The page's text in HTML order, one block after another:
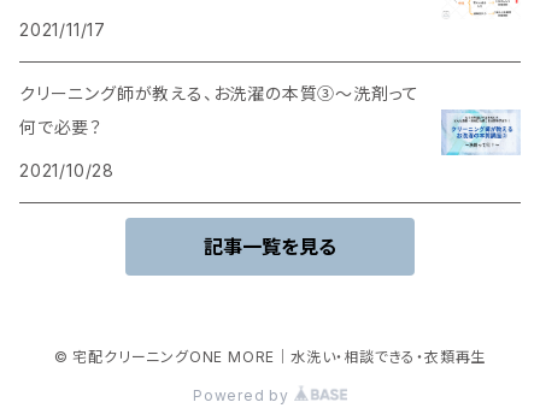
2021/11/17
クリーニング師が教える、お洗濯の本質③～洗剤って
何で必要？
2021/10/28
記事一覧を見る
© 宅配クリーニングONE MORE｜水洗い・相談できる・衣類再生
Powered by